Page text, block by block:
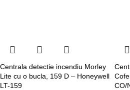
Centrala detectie incendiu Morley
Lite cu o bucla, 159 D – Honeywell
LT-159
CO/